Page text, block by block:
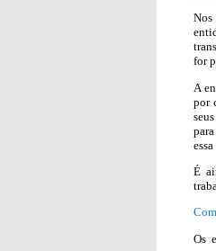
Nos
for
A
por
É
Os